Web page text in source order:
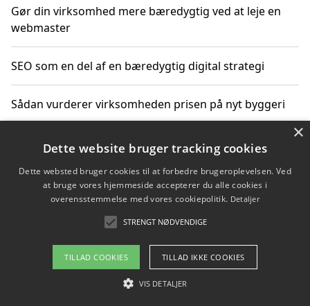
Gør din virksomhed mere bæredygtig ved at leje en
webmaster
SEO som en del af en bæredygtig digital strategi
Sådan vurderer virksomheden prisen på nyt byggeri
Sådan får du hjælp til en hjemmeside uden binding
Copyright 2026 - Pilanto Aps
Om / kontakt
Blog Betingelser
×
Dette website bruger tracking cookies
Dette websted bruger cookies til at forbedre brugeroplevelsen. Ved
at bruge vores hjemmeside accepterer du alle cookies i
overensstemmelse med vores cookiepolitik. Detaljer
STRENGT NØDVENDIGE
TILLAD COOKIES TILLAD IKKE COOKIES
VIS DETALJER